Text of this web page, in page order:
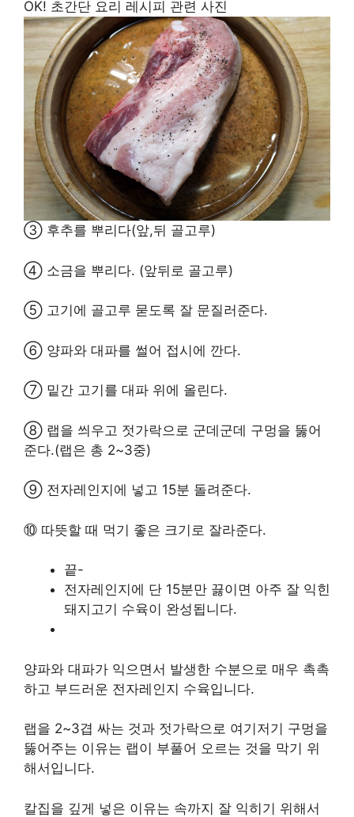
③ 후추를 뿌리다(앞,뒤 골고루)
④ 소금을 뿌리다. (앞뒤로 골고루)
⑤ 고기에 골고루 묻도록 잘 문질러준다.
⑥ 양파와 대파를 썰어 접시에 깐다.
⑦ 밑간 고기를 대파 위에 올린다.
⑧ 랩을 씌우고 젓가락으로 군데군데 구멍을 뚫어
준다.(랩은 총 2~3중)
⑨ 전자레인지에 넣고 15분 돌려준다.
⑩ 따뜻할 때 먹기 좋은 크기로 잘라준다.
끝-
전자레인지에 단 15분만 끓이면 아주 잘 익힌
돼지고기 수육이 완성됩니다.
양파와 대파가 익으면서 발생한 수분으로 매우 촉촉
하고 부드러운 전자레인지 수육입니다.
랩을 2~3겹 싸는 것과 젓가락으로 여기저기 구멍을
뚫어주는 이유는 랩이 부풀어 오르는 것을 막기 위
해서입니다.
칼집을 깊게 넣은 이유는 속까지 잘 익히기 위해서